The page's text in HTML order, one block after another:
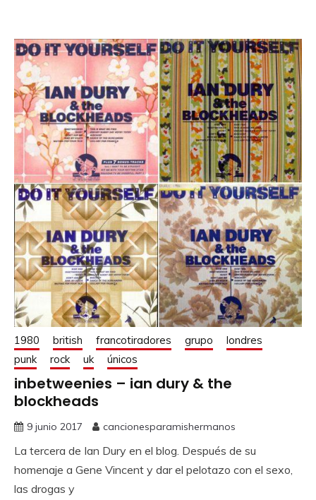
1980 british francotiradores grupo
londres
punk
rock uk únicos
inbetweenies – ian dury & the
blockheads
9 junio 2017 cancionesparamishermanos
La tercera de Ian Dury en el blog. Después de su
homenaje a Gene Vincent y dar el pelotazo con el sexo,
las drogas y